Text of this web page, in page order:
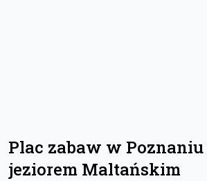
Plac zabaw w
jeziorem Maltańskim